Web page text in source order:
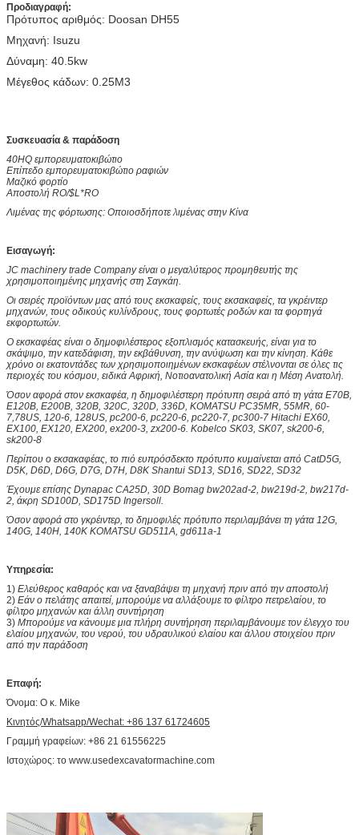
Προδιαγραφή:
Πρότυπος αριθμός: Doosan DH55
Μηχανή: Isuzu
Δύναμη: 40.5kw
Μέγεθος κάδων: 0.25M3
Συσκευασία & παράδοση
40HQ εμπορευματοκιβώτιο
Επίπεδο εμπορευματοκιβώτιο ραφιών
Μαζικό φορτίο
Αποστολή RO/$L*RO
Λιμένας της φόρτωσης: Οποιοσδήποτε λιμένας στην Κίνα
Εισαγωγή:
JC machinery trade Company είναι ο μεγαλύτερος προμηθευτής της
χρησιμοποιημένης μηχανής στη Σαγκάη.
Οι σειρές προϊόντων μας από τους εκσκαφείς, τους εκσακαφείς, τα γκρέιντερ
μηχανών, τους οδικούς κυλίνδρους, τους φορτωτές ροδών και τα φορτηγά
εκφορτωτών.
Ο εκσκαφέας είναι ο δημοφιλέστερος εξοπλισμός κατασκευής, είναι για το
σκάψιμο, την κατεδάφιση, την εκβάθυνση, την ανύψωση και την κίνηση. Κάθε
χρόνο οι εκατοντάδες των χρησιμοποιημένων εκσκαφέων στέλνονται σε όλες τις
περιοχές του κόσμου, ειδικά Αφρική, Νοτιοανατολική Ασία και η Μέση Ανατολή.
Όσον αφορά στον εκσκαφέα, η δημοφιλέστερη πρότυπη σειρά από τη γάτα E70B,
E120B, E200B, 320B, 320C, 320D, 336D, KOMATSU PC35MR, 55MR, 60-
7,78US, 120-6, 128US, pc200-6, pc220-6, pc220-7, pc300-7 Hitachi EX60,
EX100, EX120, EX200, ex200-3, zx200-6. Kobelco SK03, SK07, sk200-6,
sk200-8
Περίπου ο εκσακαφέας, το πιό ευπρόσδεκτο πρότυπο κυμαίνεται από CatD5G,
D5K, D6D, D6G, D7G, D7H, D8K Shantui SD13, SD16, SD22, SD32
Έχουμε επίσης Dynapac CA25D, 30D Bomag bw202ad-2, bw219d-2, bw217d-
2, άκρη SD100D, SD175D Ingersoll.
Όσον αφορά στο γκρέιντερ, το δημοφιλές πρότυπο περιλαμβάνει τη γάτα 12G,
140G, 140H, 140K KOMATSU GD511A, gd611a-1
Υπηρεσία:
1) Ελεύθερος καθαρός και να ξαναβάψει τη μηχανή πριν από την αποστολή
2) Εάν ο πελάτης απαιτεί, μπορούμε να αλλάξουμε το φίλτρο πετρελαίου, το
φίλτρο μηχανών και άλλη συντήρηση
3) Μπορούμε να κάνουμε μια πλήρη συντήρηση περιλαμβάνουμε τον έλεγχο του
ελαίου μηχανών, του νερού, του υδραυλικού ελαίου και άλλου στοιχείου πριν
από την παράδοση
Επαφή:
Όνομα: Ο κ. Mike
Κινητός/Whatsapp/Wechat: +86 137 61724605
Γραμμή γραφείων: +86 21 61556225
Ιστοχώρος: το www.usedexcavatormachine.com